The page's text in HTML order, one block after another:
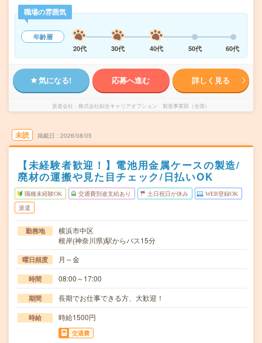
職場の雰囲気
年齢層
20代
30代 40代 50代 60代
気になる! 応募へ進む 詳しく見る
派遣会社 株式会社綜合キャリアオプション 製造事業部（全国）
未読 掲載日 2026/08/05
【未経験者歓迎！】電池用金属ケースの製造/
廃材の運搬や見た目チェック/日払いOK
職種未経験OK 交通費別途支給あり 土日祝日が休み WEB登録OK
派遣
勤務地
横浜市中区
根岸(神奈川県)駅からバス15分
曜日頻度 月～金
時間 08:00～17:00
期間 長期でお仕事できる方、大歓迎！
時給 時給1500円
交通費